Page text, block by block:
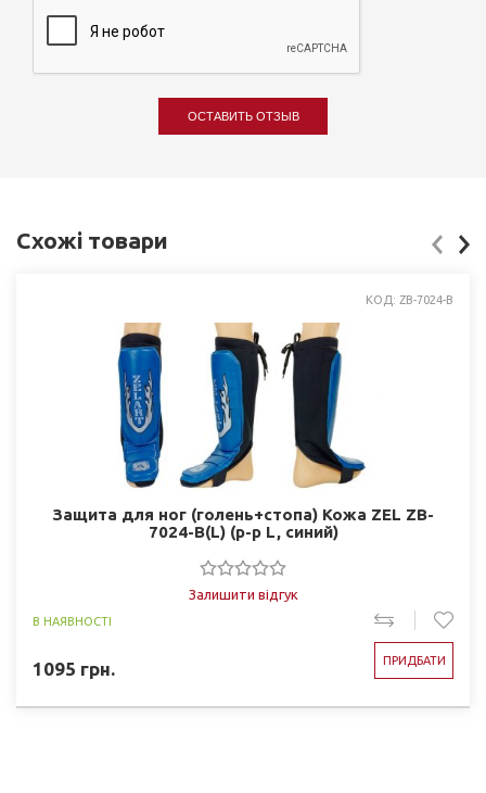
ОСТАВИТЬ ОТЗЫВ
Схожі товари
КОД: ZB-7024-B
Защита для ног (голень+стопа) Кожа ZEL ZB-
7024-B(L) (р-р L, синий)
Залишити відгук
В НАЯВНОСТІ
1095 грн. ПРИДБАТИ